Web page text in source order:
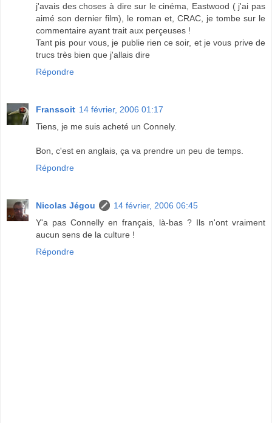
j'avais des choses à dire sur le cinéma, Eastwood ( j'ai pas
aimé son dernier film), le roman et, CRAC, je tombe sur le
commentaire ayant trait aux perçeuses !
Tant pis pour vous, je publie rien ce soir, et je vous prive de
trucs très bien que j'allais dire
Répondre
Franssoit 14 février, 2006 01:17
Tiens, je me suis acheté un Connely.
Bon, c'est en anglais, ça va prendre un peu de temps.
Répondre
Nicolas Jégou
14 février, 2006 06:45
Y'a pas Connelly en français, là-bas ? Ils n'ont vraiment
aucun sens de la culture !
Répondre